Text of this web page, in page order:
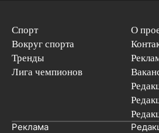
Спорт
Вокруг спорта
Тренды
Лига чемпионов
О
Реклама